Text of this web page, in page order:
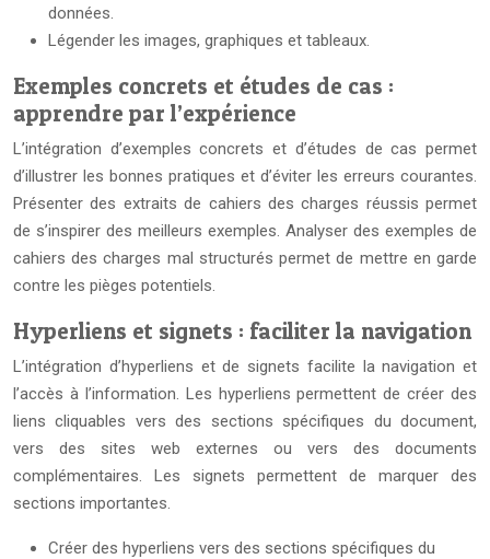
données.
Légender les images, graphiques et tableaux.
Exemples concrets et études de cas :
apprendre par l’expérience
L’intégration d’exemples concrets et d’études de cas permet
d’illustrer les bonnes pratiques et d’éviter les erreurs courantes.
Présenter des extraits de cahiers des charges réussis permet
de s’inspirer des meilleurs exemples. Analyser des exemples de
cahiers des charges mal structurés permet de mettre en garde
contre les pièges potentiels.
Hyperliens et signets : faciliter la navigation
L’intégration d’hyperliens et de signets facilite la navigation et
l’accès à l’information. Les hyperliens permettent de créer des
liens cliquables vers des sections spécifiques du document,
vers des sites web externes ou vers des documents
complémentaires. Les signets permettent de marquer des
sections importantes.
Créer des hyperliens vers des sections spécifiques du